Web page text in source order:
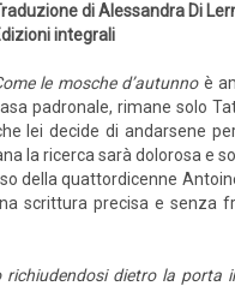
di Alessandra Di
integrali
le mosche d’autunnoè
padronale, rimane solo
lei decide di andarsene
la ricerca sarà dolorosa e
della quattordicenne
scrittura precisa e senza
dietro la